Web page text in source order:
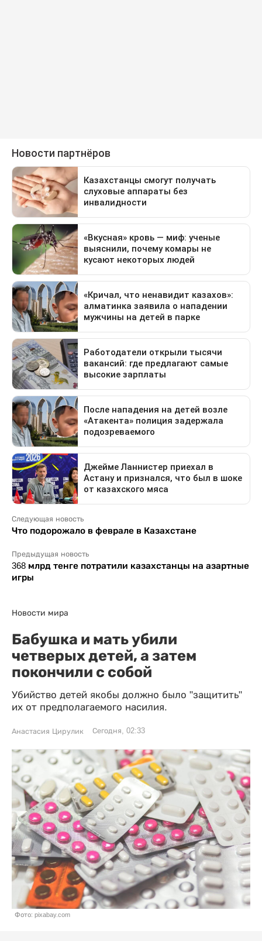
Следующая новость
Что подорожало в феврале в Казахстане
Предыдущая новость
368 млрд тенге потратили казахстанцы на азартные
игры
Новости мира
Бабушка и мать убили
четверых детей, а затем
покончили с собой
Убийство детей якобы должно было "защитить"
их от предполагаемого насилия.
Анастасия Цирулик Сегодня, 02:33
Фото: pixabay.com